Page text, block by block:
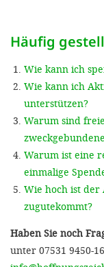
Häufig
Wie kann ich
Wie kann ich
unterstützen?
Warum sind
Warum ist eine
einmalige
Wie hoch ist der
zugutekommt?
Haben Sie noch
unter 07531 9450-